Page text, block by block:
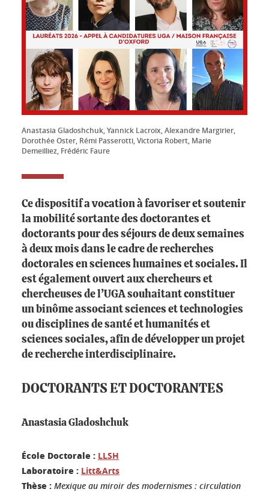
Anastasia Gladoshchuk, Yannick Lacroix, Alexandre Margirier,
Dorothée Oster, Rémi Passerotti, Victoria Robert, Marie
Demeilliez, Frédéric Faure
Ce dispositif a vocation à favoriser et soutenir
la mobilité sortante des doctorantes et
doctorants pour des séjours de deux semaines
à deux mois dans le cadre de recherches
doctorales en sciences humaines et sociales. Il
est également ouvert aux chercheurs et
chercheuses de l’UGA souhaitant constituer
un binôme associant sciences et technologies
ou disciplines de santé et humanités et
sciences sociales, afin de développer un projet
de recherche interdisciplinaire.
DOCTORANTS ET DOCTORANTES
Anastasia Gladoshchuk
École Doctorale : LLSH
Laboratoire : Litt&Arts
Thèse : Mexique au miroir des modernismes : circulation